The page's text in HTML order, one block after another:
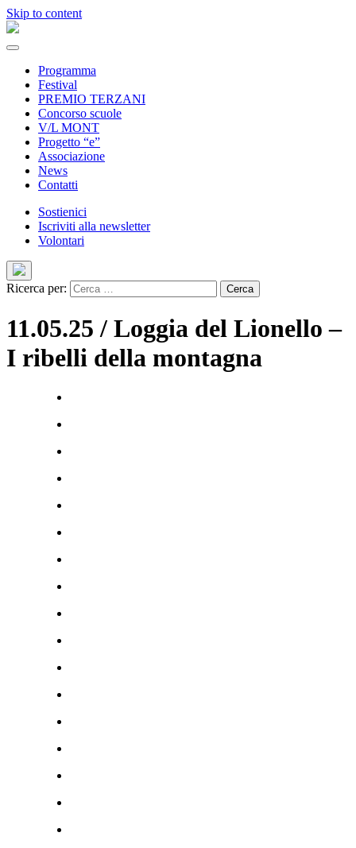
Skip to content
Programma
Festival
PREMIO TERZANI
Concorso scuole
V/L MONT
Progetto “e”
Associazione
News
Contatti
Sostienici
Iscriviti alla newsletter
Volontari
Ricerca per:
11.05.25 / Loggia del Lionello –
I ribelli della montagna